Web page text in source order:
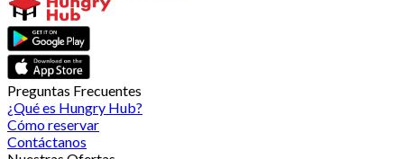
Preguntas Frecuentes
¿Qué es Hungry Hub?
Cómo reservar
Contáctanos